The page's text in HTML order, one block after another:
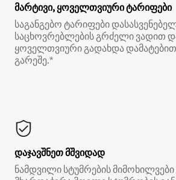
მარტივი, ყოველთვიური ტარიფები
საგანგებო ტარიფები
საცხოვრებლების გრძელი ვადით
ყოველთვიური გადახდა
გარეშე.*
დაჯავშნეთ მშვიდად
ნამდვილი სტუმრების